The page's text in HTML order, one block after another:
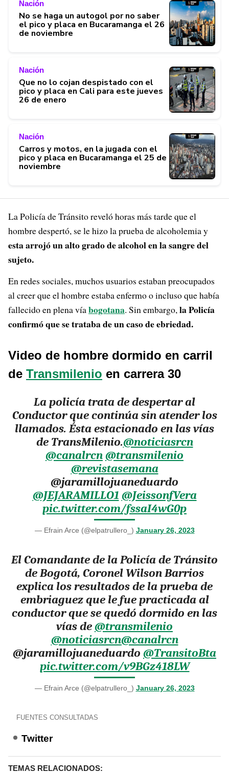
Nación
No se haga un autogol por no saber
el pico y placa en Bucaramanga el 26
de noviembre
Nación
Que no lo cojan despistado con el
pico y placa en Cali para este jueves
26 de enero
Nación
Carros y motos, en la jugada con el
pico y placa en Bucaramanga el 25 de
noviembre
La Policía de Tránsito reveló horas más tarde que el
hombre despertó, se le hizo la prueba de alcoholemia y
esta arrojó un alto grado de alcohol en la sangre del
sujeto.
En redes sociales, muchos usuarios estaban preocupados
al creer que el hombre estaba enfermo o incluso que había
fallecido en plena víabogotana. Sin embargo,la Policía
confirmó que se trataba de un caso de ebriedad.
Video de hombre dormido en carril
de Transmilenio en carrera 30
La policía trata de despertar al
Conductor que continúa sin atender los
llamados. Ésta estacionado en las vías
de TransMilenio.@noticiasrcn
@canalrcn@transmilenio
@revistasemana
@jaramillojuaneduardo
@JEJARAMILLO1 @JeissonfVera
pic.twitter.com/fssaI4wG0p
— Efrain Arce (@elpatrullero_) January 26, 2023
El Comandante de la Policía de Tránsito
de Bogotá, Coronel Wilson Barrios
explica los resultados de la prueba de
embriaguez que le fue practicada al
conductor que se quedó dormido en las
vías de@transmilenio
@noticiasrcn@canalrcn
@jaramillojuaneduardo @TransitoBta
pic.twitter.com/v9BGz418LW
— Efrain Arce (@elpatrullero_) January 26, 2023
FUENTES CONSULTADAS
Twitter
TEMAS RELACIONADOS: